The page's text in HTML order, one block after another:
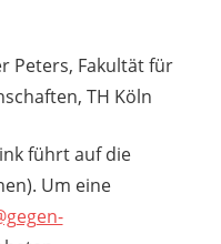
Peters, Fakultät für
TH Köln
führt auf die
Um eine